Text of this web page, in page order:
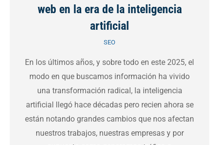
web en la era de la inteligencia
artificial
SEO
En los últimos años, y sobre todo en este 2025, el
modo en que buscamos información ha vivido
una transformación radical, la inteligencia
artificial llegó hace décadas pero recien ahora se
están notando grandes cambios que nos afectan
nuestros trabajos, nuestras empresas y por